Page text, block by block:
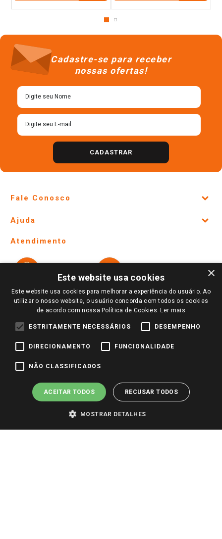
Cadastre-se para receber
nossas ofertas!
CADASTRAR
Fale Conosco
Lojas Físicas e Horários
Ofertas
Notícias
Perguntas frequentes
Trabalhe Conosco
Ajuda
Formas de Pagamento
Políticas de entrega
Trocas e Devoluções
Atendimento
Vendas Online
Ouvidoria
Redes Sociais
×
Este website usa cookies
Este website usa cookies para melhorar a experiência do usuário. Ao
utilizar o nosso website, o usuário concorda com todos os cookies
de acordo com nossa Política de Cookies. Ler mais
ESTRITAMENTE NECESSÁRIOS DESEMPENHO
DIRECIONAMENTO FUNCIONALIDADE
NÃO CLASSIFICADOS
ACEITAR TODOS RECUSAR TODOS
MOSTRAR DETALHES